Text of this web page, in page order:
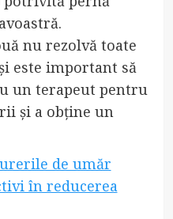
nu rezolvă toate
este important să
un terapeut pentru
și a obține un
de umăr
în reducerea